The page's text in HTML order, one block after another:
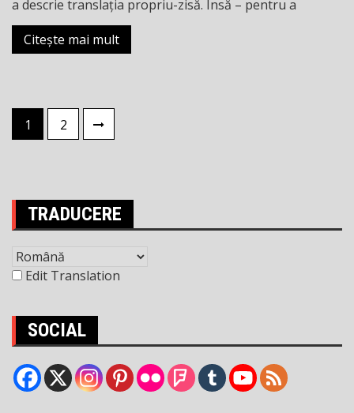
a descrie translaţia propriu-zisă. Însă – pentru a
Citește mai mult
Paginație
articole
1 2
TRADUCERE
Edit Translation
SOCIAL